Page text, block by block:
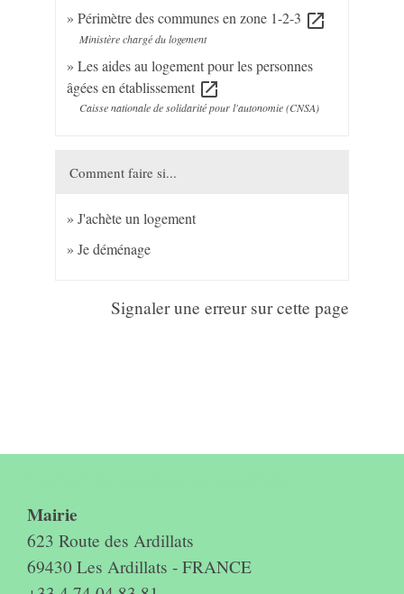
Périmètre des communes en zone 1-2-3 open_in_new
Ministère chargé du logement
Les aides au logement pour les personnes
âgées en établissement open_in_new
Caisse nationale de solidarité pour l'autonomie (CNSA)
Comment faire si...
J'achète un logement
Je déménage
Signaler une erreur sur cette page
Mairie
623 Route des Ardillats
69430 Les Ardillats - FRANCE